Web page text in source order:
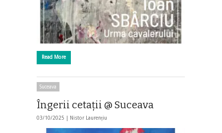
Read More
Suceava
Îngerii cetaţii @ Suceava
03/10/2025 | Nistor Laurențiu